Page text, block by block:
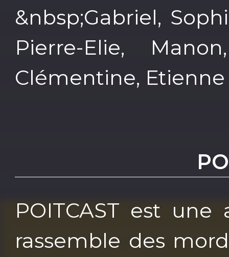
&nbsp;Gabriel,
Pierre-Elie,
Clémentine,
POITCAST est
rassemble des